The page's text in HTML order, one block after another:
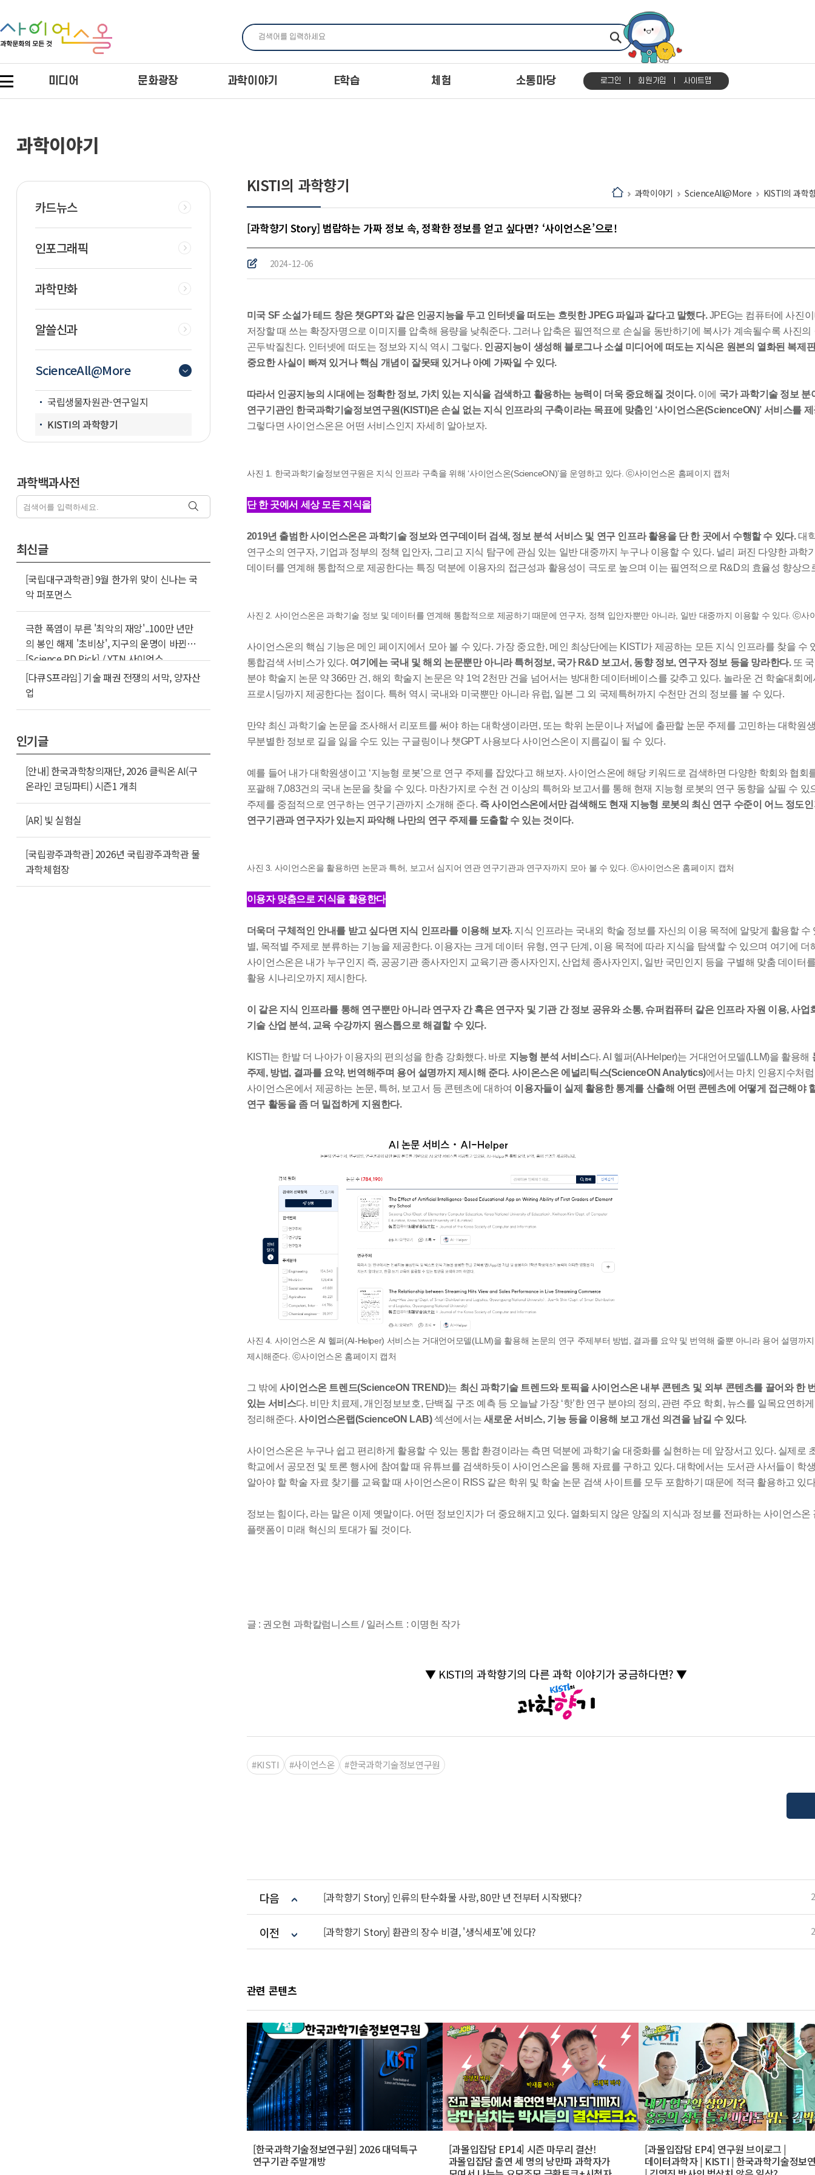
미디어 문화광장 과학이야기 E학습 체험 소통마당 로그인 회원가입 사이트맵
KISTI의 과학향기 과학이야기 ScienceAll@More KISTI의 과학
과학이야기
카드뉴스
인포그래픽
과학만화
알쓸신과
ScienceAll@More
국립생물자원관-연구일지
KISTI의 과학향기
과학백과사전
최신글
[국립대구과학관] 9월 한가위 맞이 신나는 국
악 퍼포먼스
극한 폭염이 부른 '최악의 재앙'..100만 년만
의 봉인 해제 '초비상', 지구의 운명이 바뀐다
[Science PD Pick] / YTN 사이언스
[다큐S프라임] 기술 패권 전쟁의 서막, 양자산
업
인기글
[안내] 한국과학창의재단, 2026 클릭온 AI(구
온라인 코딩파티) 시즌1 개최
[AR] 빛 실험실
[국립광주과학관] 2026년 국립광주과학관 물
과학체험장
[과학향기 Story] 범람하는 가짜 정보 속, 정확한 정보를 얻고 싶다면? ‘사이언스온’으로!
2024-12-06
미국 SF 소설가 테드 창은 챗GPT와 같은 인공지능을 두고 인터넷을 떠도는 흐릿한 JPEG 파일과 같다고 말했다.JPEG는 컴퓨터에 사진
저장할 때 쓰는 확장자명으로 이미지를 압축해 용량을 낮춰준다. 그러나 압축은 필연적으로 손실을 동반하기에 복사가 계속될수록 사진의
곤두박질친다. 인터넷에 떠도는 정보와 지식 역시 그렇다. 인공지능이 생성해 블로그나 소셜 미디어에 떠도는 지식은 원본의 열화된 복제
중요한 사실이 빠져 있거나 핵심 개념이 잘못돼 있거나 아예 가짜일 수 있다.
따라서 인공지능의 시대에는 정확한 정보, 가치 있는 지식을 검색하고 활용하는 능력이 더욱 중요해질 것이다. 이에 국가 과학기술 정보 분
연구기관인 한국과학기술정보연구원(KISTI)은 손실 없는 지식 인프라의 구축이라는 목표에 맞춤인 ‘사이언스온(ScienceON)’ 서비스를
그렇다면 사이언스온은 어떤 서비스인지 자세히 알아보자.
사진 1. 한국과학기술정보연구원은 지식 인프라 구축을 위해 ‘사이언스온(ScienceON)’을 운영하고 있다. ⓒ사이언스온 홈페이지 캡처
단 한 곳에서 세상 모든 지식을
2019년 출범한 사이언스온은 과학기술 정보와 연구데이터 검색, 정보 분석 서비스 및 연구 인프라 활용을 단 한 곳에서 수행할 수 있다.대
연구소의 연구자, 기업과 정부의 정책 입안자, 그리고 지식 탐구에 관심 있는 일반 대중까지 누구나 이용할 수 있다. 널리 퍼진 다양한 과학
데이터를 연계해 통합적으로 제공한다는 특징 덕분에 이용자의 접근성과 활용성이 극도로 높으며 이는 필연적으로 R&D의 효율성 향상으
사진 2. 사이언스온은 과학기술 정보 및 데이터를 연계해 통합적으로 제공하기 때문에 연구자, 정책 입안자뿐만 아니라, 일반 대중까지 이용할 수 있다. ⓒ사
사이언스온의 핵심 기능은 메인 페이지에서 모아 볼 수 있다. 가장 중요한, 메인 최상단에는 KISTI가 제공하는 모든 지식 인프라를 찾을 수
통합검색 서비스가 있다. 여기에는 국내 및 해외 논문뿐만 아니라 특허정보, 국가 R&D 보고서, 동향 정보, 연구자 정보 등을 망라한다.또 국
분야 학술지 논문 약 366만 건, 해외 학술지 논문은 약 1억 2천만 건을 넘어서는 방대한 데이터베이스를 갖추고 있다. 놀라운 건 학술대회
프로시딩까지 제공한다는 점이다. 특허 역시 국내와 미국뿐만 아니라 유럽, 일본 그 외 국제특허까지 수천만 건의 정보를 볼 수 있다.
만약 최신 과학기술 논문을 조사해서 리포트를 써야 하는 대학생이라면, 또는 학위 논문이나 저널에 출판할 논문 주제를 고민하는 대학원
무분별한 정보로 길을 잃을 수도 있는 구글링이나 챗GPT 사용보다 사이언스온이 지름길이 될 수 있다.
예를 들어 내가 대학원생이고 ‘지능형 로봇’으로 연구 주제를 잡았다고 해보자. 사이언스온에 해당 키워드로 검색하면 다양한 학회와 협회
포괄해 7,083건의 국내 논문을 찾을 수 있다. 마찬가지로 수천 건 이상의 특허와 보고서를 통해 현재 지능형 로봇의 연구 동향을 살필 수 있
주제를 중점적으로 연구하는 연구기관까지 소개해 준다. 즉 사이언스온에서만 검색해도 현재 지능형 로봇의 최신 연구 수준이 어느 정도
연구기관과 연구자가 있는지 파악해 나만의 연구 주제를 도출할 수 있는 것이다.
사진 3. 사이언스온을 활용하면 논문과 특허, 보고서 심지어 연관 연구기관과 연구자까지 모아 볼 수 있다. ⓒ사이언스온 홈페이지 캡처
이용자 맞춤으로 지식을 활용한다
더욱더 구체적인 안내를 받고 싶다면 지식 인프라를 이용해 보자.지식 인프라는 국내외 학술 정보를 자신의 이용 목적에 알맞게 활용할 수
별, 목적별 주제로 분류하는 기능을 제공한다. 이용자는 크게 데이터 유형, 연구 단계, 이용 목적에 따라 지식을 탐색할 수 있으며 여기에 더
사이언스온은 내가 누구인지 즉, 공공기관 종사자인지 교육기관 종사자인지, 산업체 종사자인지, 일반 국민인지 등을 구별해 맞춤 데이터
활용 시나리오까지 제시한다.
이 같은 지식 인프라를 통해 연구뿐만 아니라 연구자 간 혹은 연구자 및 기관 간 정보 공유와 소통, 슈퍼컴퓨터 같은 인프라 자원 이용, 사업
기술 산업 분석, 교육 수강까지 원스톱으로 해결할 수 있다.
KISTI는 한발 더 나아가 이용자의 편의성을 한층 강화했다. 바로 지능형 분석 서비스다. AI 헬퍼(AI-Helper)는 거대언어모델(LLM)을 활용해
주제, 방법, 결과를 요약, 번역해주며 용어 설명까지 제시해 준다. 사이온스온 에널리틱스(ScienceON Analytics)에서는 마치 인용지수처럼
사이언스온에서 제공하는 논문, 특허, 보고서 등 콘텐츠에 대하여 이용자들이 실제 활용한 통계를 산출해 어떤 콘텐츠에 어떻게 접근해야
연구 활동을 좀 더 밀접하게 지원한다.
사진 4. 사이언스온 AI 헬퍼(AI-Helper) 서비스는 거대언어모델(LLM)을 활용해 논문의 연구 주제부터 방법, 결과를 요약 및 번역해 줄뿐 아니라 용어 설명까지
제시해준다.ⓒ사이언스온 홈페이지 캡처
그 밖에 사이언스온 트렌드(ScienceON TREND)는 최신 과학기술 트렌드와 토픽을 사이언스온 내부 콘텐츠 및 외부 콘텐츠를 끌어와 한
있는 서비스다. 비만 치료제, 개인정보보호, 단백질 구조 예측 등 오늘날 가장 ‘핫’한 연구 분야의 정의, 관련 주요 학회, 뉴스를 일목요연하게
정리해준다.사이언스온랩(ScienceON LAB)섹션에서는 새로운 서비스, 기능 등을 이용해 보고 개선 의견을 남길 수 있다.
사이언스온은 누구나 쉽고 편리하게 활용할 수 있는 통합 환경이라는 측면 덕분에 과학기술 대중화를 실현하는 데 앞장서고 있다. 실제로
학교에서 공모전 및 토론 행사에 참여할 때 유튜브를 검색하듯이 사이언스온을 통해 자료를 구하고 있다. 대학에서는 도서관 사서들이 학
알아야 할 학술 자료 찾기를 교육할 때 사이언스온이 RISS 같은 학위 및 학술 논문 검색 사이트를 모두 포함하기 때문에 적극 활용하고 있
정보는 힘이다, 라는 말은 이제 옛말이다. 어떤 정보인지가 더 중요해지고 있다. 열화되지 않은 양질의 지식과 정보를 전파하는 사이언스온
플랫폼이 미래 혁신의 토대가 될 것이다.
글 : 권오현 과학칼럼니스트 / 일러스트 : 이명헌 작가
▼ KISTI의 과학향기의 다른 과학 이야기가 궁금하다면? ▼
#KISTI #사이언스온 #한국과학기술정보연구원
다음 [과학향기 Story] 인류의 탄수화물 사랑, 80만 년 전부터 시작됐다?
이전 [과학향기 Story] 환관의 장수 비결, '생식세포'에 있다?
관련 콘텐츠
[한국과학기술정보연구원] 2026 대덕특구
연구기관 주말개방
[과몰입잡담 EP14] 시즌 마무리 결산!
과몰입잡담 출연 세 명의 낭만파 과학자가
[과몰입잡담 EP4] 연구원 브이로그 |
데이터과학자 | KISTI | 한국과학기술정보